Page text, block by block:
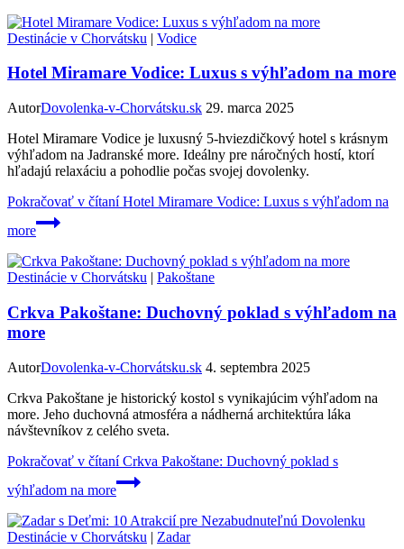
Destinácie v Chorvátsku | Vodice
Hotel Miramare Vodice: Luxus s výhľadom na more
AutorDovolenka-v-Chorvátsku.sk 29. marca 2025
Hotel Miramare Vodice je luxusný 5-hviezdičkový hotel s krásnym
výhľadom na Jadranské more. Ideálny pre náročných hostí, ktorí
hľadajú relaxáciu a pohodlie počas svojej dovolenky.
Pokračovať v čítaníHotel Miramare Vodice: Luxus s výhľadom na
more
Destinácie v Chorvátsku | Pakoštane
Crkva Pakoštane: Duchovný poklad s výhľadom na
more
AutorDovolenka-v-Chorvátsku.sk 4. septembra 2025
Crkva Pakoštane je historický kostol s vynikajúcim výhľadom na
more. Jeho duchovná atmosféra a nádherná architektúra láka
návštevníkov z celého sveta.
Pokračovať v čítaníCrkva Pakoštane: Duchovný poklad s
výhľadom na more
Destinácie v Chorvátsku | Zadar